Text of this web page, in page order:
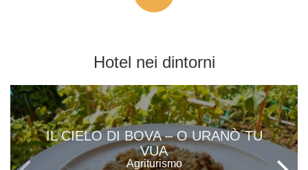
Hotel nei dintorni
IL CIELO DI BOVA – O URANÒ TU
VUA
Agriturismo